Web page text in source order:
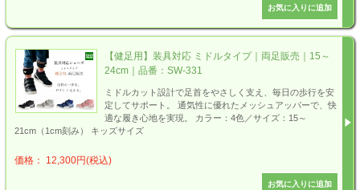
【健足用】装具対応 ミドルタイプ｜両足販売｜15～
24cm｜品番：SW-331
ミドルカット設計で足首をやさしく支え、毎日の歩行を安
定してサポート。 通気性に優れたメッシュアッパーで、快
適な履き心地を実現。 カラー：4色／サイズ：15～
21cm（1cm刻み） キッズサイズ
価格： 12,300円(税込)